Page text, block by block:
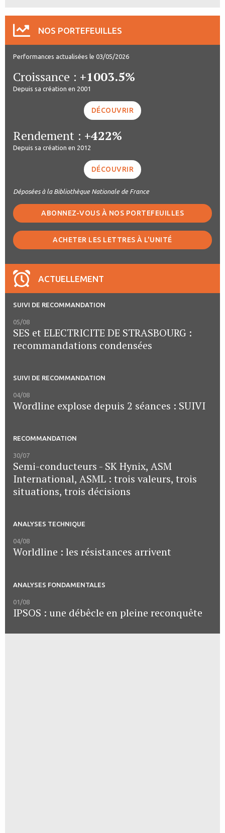
NOS PORTEFEUILLES
Performances actualisées le 03/05/2026
Croissance : +1003.5%
Depuis sa création en 2001
DÉCOUVRIR
Rendement : +422%
Depuis sa création en 2012
DÉCOUVRIR
Déposées à la Bibliothèque Nationale de France
ABONNEZ-VOUS À NOS PORTEFEUILLES
ACHETER LES LETTRES À L'UNITÉ
ACTUELLEMENT
SUIVI DE RECOMMANDATION
05/08
SES et ELECTRICITE DE STRASBOURG :
recommandations condensées
SUIVI DE RECOMMANDATION
04/08
Wordline explose depuis 2 séances : SUIVI
RECOMMANDATION
30/07
Semi-conducteurs - SK Hynix, ASM
International, ASML : trois valeurs, trois
situations, trois décisions
ANALYSES TECHNIQUE
04/08
Worldline : les résistances arrivent
ANALYSES FONDAMENTALES
01/08
IPSOS : une débêcle en pleine reconquête